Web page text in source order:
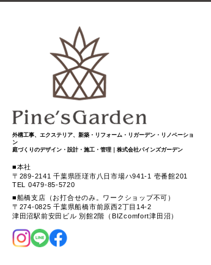
外構工事、エクステリア、新築・リフォーム・リガーデン・リノベーショ
ン
庭づくりのデザイン・設計・施工・管理｜株式会社パインズガーデン
本社
〒289-2141 千葉県匝瑳市八日市場ハ941-1 壱番館201
TEL 0479-85-5720
船橋支店（お打合せのみ。ワークショップ不可）
〒274-0825 千葉県船橋市前原西2丁目14-2
津田沼駅前安田ビル 別館2階（BIZcomfort津田沼）